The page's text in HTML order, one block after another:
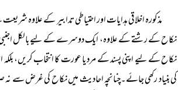
مذکورہ اخلاقی ہدایات اور احتیاطی تدابیر کے علاوہ
نکاح کے رشتے کے علاوہ، ایک دوسرے کے لیے بالکل
نکاح کے لیے اپنی پسند کے مرد یا عورت کا انتخاب کریں،
کی بنیاد رکھی جائے۔چنانچہ احادیث میں نکاح کی غرض سے